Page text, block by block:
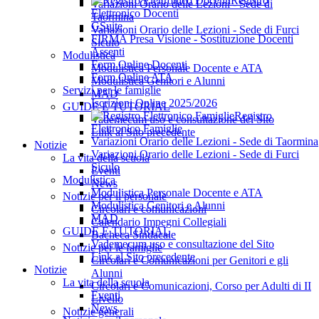
Elettronico Docenti
GSuite
FIRMA Presa Visione - Sostituzione Docenti
Assenti
Form Online Docenti
Form Online ATA
Servizi per le famiglie
Iscrizioni Online 2025/2026
Registro
Elettronico Famiglie
Variazioni Orario delle Lezioni - Sede di Taormina
Variazioni Orario delle Lezioni - Sede di Furci
Siculo
Modulistica
Modulistica Personale Docente e ATA
Modulistica Genitori e Alunni
MAD
GUIDE E TUTORIAL
Vademecum uso e consultazione del Sito
Link al Sito precedente
Notizie
La vita della scuola
Eventi
News
Variazioni Orario delle Lezioni - Sede di
Taormina
Variazioni Orario delle Lezioni - Sede di Furci
Siculo
Modulistica
Modulistica Personale Docente e ATA
Modulistica Genitori e Alunni
MAD
GUIDE E TUTORIAL
Vademecum uso e consultazione del Sito
Link al Sito precedente
Notizie
La vita della scuola
Eventi
News
Notizie per il personale
Circolari e comunicazioni
Calendario Impegni Collegiali
Bacheca Sindacale
Notizie per le famiglie
Circolari e Comunicazioni per Genitori e gli
Alunni
Circolari e Comunicazioni, Corso per Adulti di II
Livello
Notizie generali